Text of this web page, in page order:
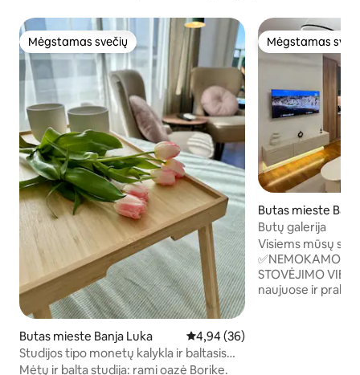
Mėgstamas svečių
Mėgstamas svečių
Butas mieste Banja Luka Vidutinis įvertinimas: 4,94 iš 5,
4,94 (36)
Studijos tipo monetų kalykla ir baltasis
Borikas
Mėtų ir balta studija: rami oazė Borike.
Mėgstamas
Mėgstamas
Butas mieste
Butų galerija
Visiems mūsų
✅NEMOKAMOS
STOVĖJIMO VIETOS
naujuose ir